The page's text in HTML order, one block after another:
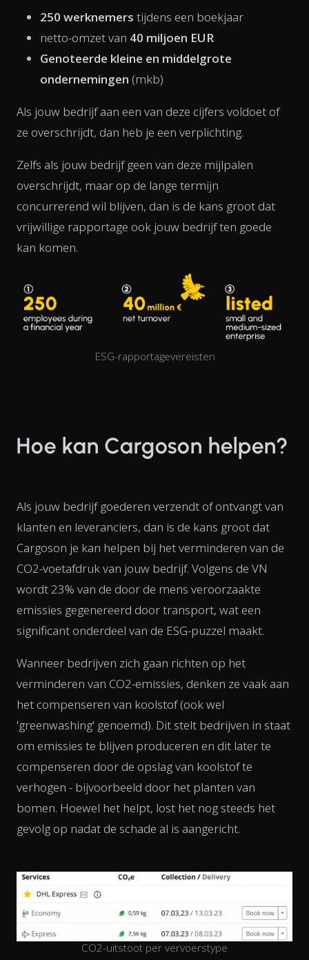
250 werknemers tijdens een boekjaar
netto-omzet van 40 miljoen EUR
Genoteerde kleine en middelgrote
ondernemingen (mkb)
Als jouw bedrijf aan een van deze cijfers voldoet of
ze overschrijdt, dan heb je een verplichting.
Zelfs als jouw bedrijf geen van deze mijlpalen
overschrijdt, maar op de lange termijn
concurrerend wil blijven, dan is de kans groot dat
vrijwillige rapportage ook jouw bedrijf ten goede
kan komen.
ESG-rapportagevereisten
Hoe kan Cargoson helpen?
Als jouw bedrijf goederen verzendt of ontvangt van
klanten en leveranciers, dan is de kans groot dat
Cargoson je kan helpen bij het verminderen van de
CO2-voetafdruk van jouw bedrijf. Volgens de VN
wordt 23% van de door de mens veroorzaakte
emissies gegenereerd door transport, wat een
significant onderdeel van de ESG-puzzel maakt.
Wanneer bedrijven zich gaan richten op het
verminderen van CO2-emissies, denken ze vaak aan
het compenseren van koolstof (ook wel
'greenwashing' genoemd). Dit stelt bedrijven in staat
om emissies te blijven produceren en dit later te
compenseren door de opslag van koolstof te
verhogen - bijvoorbeeld door het planten van
bomen. Hoewel het helpt, lost het nog steeds het
gevolg op nadat de schade al is aangericht.
CO2-uitstoot per vervoerstype